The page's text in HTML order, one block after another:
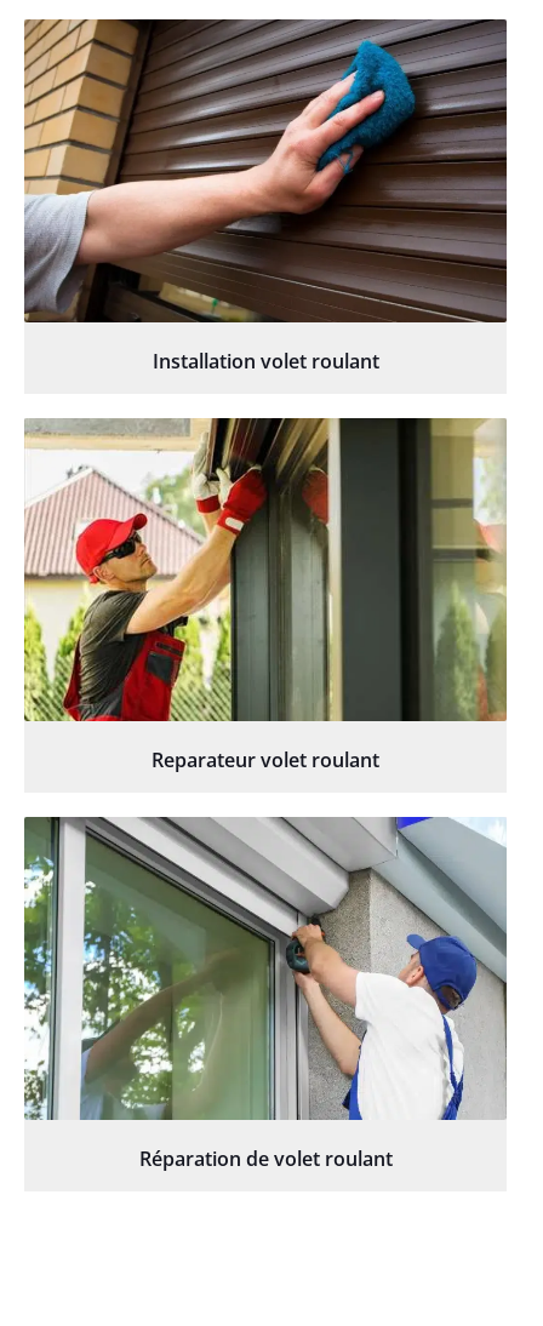
Installation volet roulant
Reparateur volet roulant
Réparation de volet roulant